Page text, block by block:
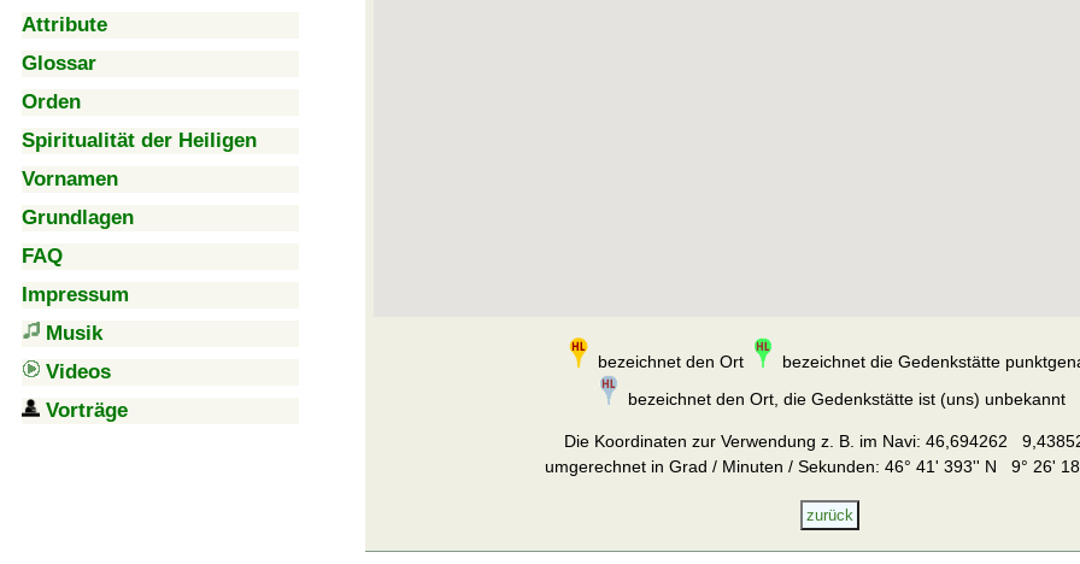
Attribute
Glossar
Orden
Spiritualität der Heiligen
Vornamen
Grundlagen
FAQ
Impressum
Musik
Videos
Vorträge
bezeichnet den Ort
bezeichnet die Gedenkstätte
bezeichnet den Ort, die Gedenkstätte ist (uns) unbekannt
Die Koordinaten zur Verwendung z. B. im Navi: 46,694262
umgerechnet in Grad / Minuten / Sekunden: 46° 41' 393'' N 9° 26'